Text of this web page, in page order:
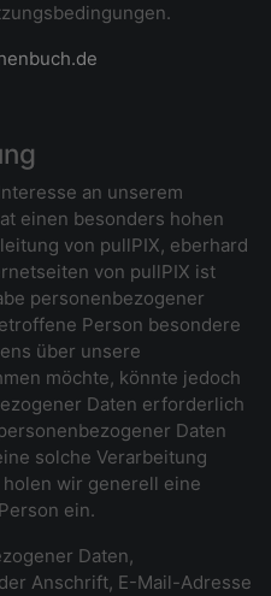
an unserem
einen besonders hohen
von pullPIX, eberhard
von pullPIX ist
personenbezogener
Person besondere
über unsere
möchte, könnte jedoch
Daten erforderlich
Daten
solche Verarbeitung
wir generell eine
ein.
Daten,
Anschrift, E-Mail-Adresse